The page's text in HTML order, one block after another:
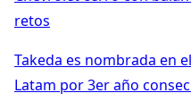
retos
Takeda es nombrada en
Latam por 3er año